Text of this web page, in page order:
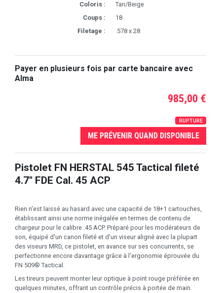
Coloris :
Tan/Beige
Coups :
18
Filetage :
.578 x 28
Payer en plusieurs fois par carte bancaire avec
Alma
985,00 €
RUPTURE
ME PRÉVENIR QUAND DISPONIBLE
Pistolet FN HERSTAL 545 Tactical fileté
4.7" FDE Cal. 45 ACP
Rien n'est laissé au hasard avec une capacité de 18+1 cartouches,
établissant ainsi une norme inégalée en termes de contenu de
chargeur pour le calibre .45 ACP. Préparé pour les modérateurs de
son, équipé d'un canon fileté et d'un viseur aligné avec la plupart
des viseurs MRD, ce pistolet, en avance sur ses concurrents, se
perfectionne encore davantage grâce à l'ergonomie éprouvée du
FN 509® Tactical.
Les tireurs peuvent monter leur optique à point rouge préférée en
quelques minutes, offrant un contrôle précis à portée de main.